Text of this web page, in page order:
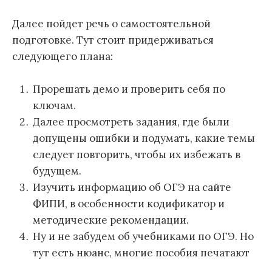
Далее пойдет речь о самостоятельной
подготовке. Тут стоит придерживаться
следующего плана:
Прорешать демо и проверить себя по
ключам.
Далее просмотреть задания, где были
допущены ошибки и подумать, какие темы
следует повторить, чтобы их избежать в
будущем.
Изучить информацию об ОГЭ на сайте
ФИПИ, в особенности кодификатор и
методические рекомендации.
Ну и не забудем об учебниками по ОГЭ. Но
тут есть нюанс, многие пособия печатают